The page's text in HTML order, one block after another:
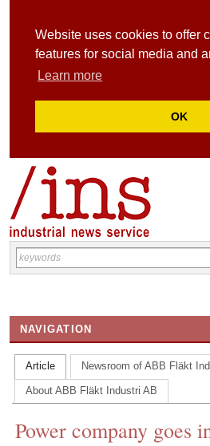
Website uses cookies to offer
features for social media and
Learn more
OK
NAVIGATION
HOME
CONTACT US
INS MAIN WEBSITE
ABOUT US
Article Newsroom of ABB Fläkt
About ABB Fläkt Industri AB
Power company goes